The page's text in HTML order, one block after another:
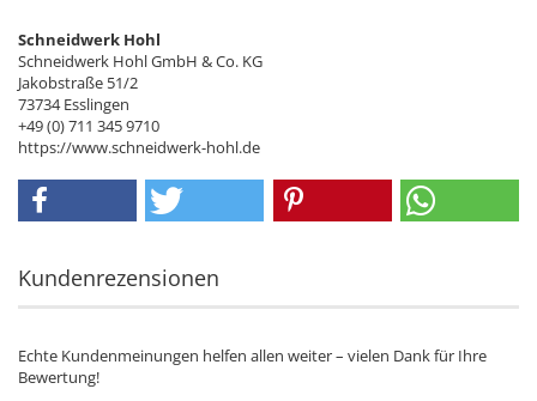
Schneidwerk Hohl
Schneidwerk Hohl GmbH & Co. KG
Jakobstraße 51/2
73734 Esslingen
+49 (0) 711 345 9710
https://www.schneidwerk-hohl.de
Kundenrezensionen
Echte Kundenmeinungen helfen allen weiter – vielen Dank für Ihre
Bewertung!